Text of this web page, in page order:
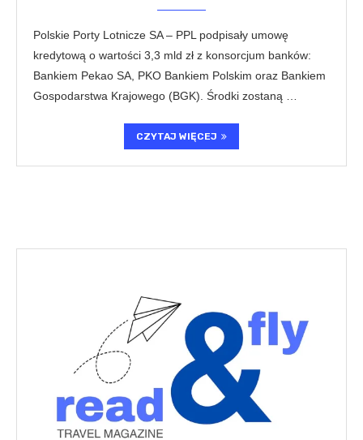
Polskie Porty Lotnicze SA – PPL podpisały umowę
kredytową o wartości 3,3 mld zł z konsorcjum banków:
Bankiem Pekao SA, PKO Bankiem Polskim oraz Bankiem
Gospodarstwa Krajowego (BGK). Środki zostaną …
CZYTAJ WIĘCEJ